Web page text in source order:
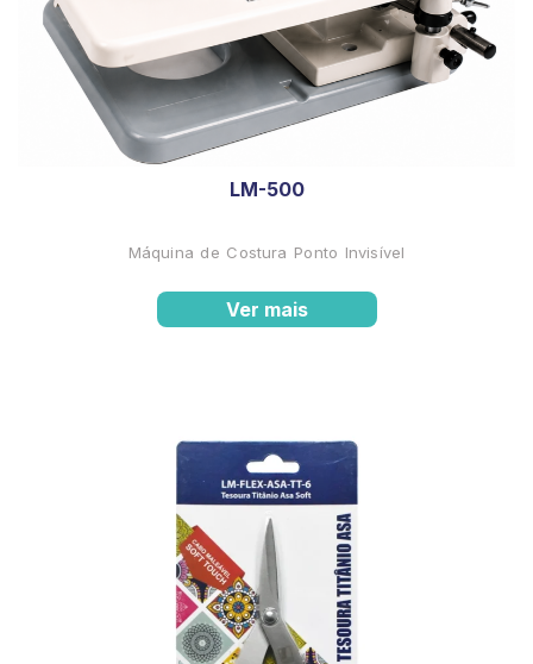
LM-500
Máquina de Costura Ponto Invisível
Ver mais